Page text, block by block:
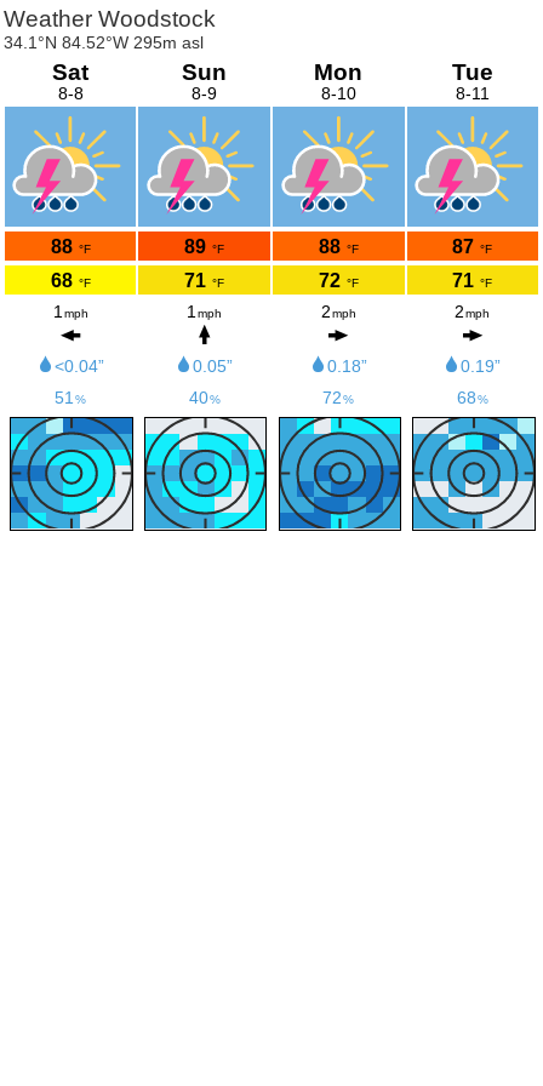
Weather Woodstock
34.1°N 84.52°W 295m asl
Sat
8-8
88 °F
68 °F
1mph
<0.04”
51 %
Sun
8-9
89 °F
71 °F
1mph
0.05”
40%
Mon
8-10
88 °F
72 °F
2mph
0.18”
72 %
Tue
8-11
87 °F
71 °F
2 mph
0.19”
68%